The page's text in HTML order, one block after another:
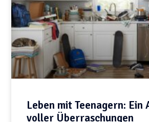
Leben mit Teenagern: Ein
voller Überraschungen